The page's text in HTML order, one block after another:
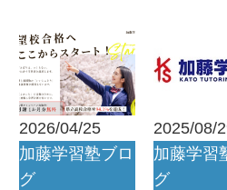
2026/04/25
加藤学習塾ブロ
グ
2025/08/
加藤学習
グ